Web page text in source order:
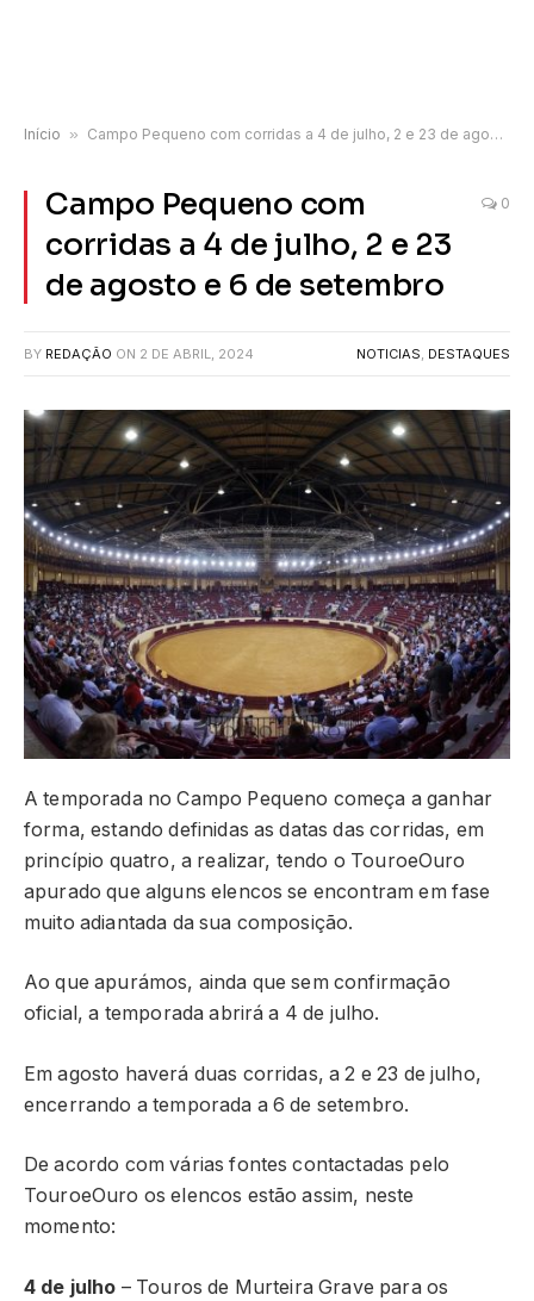
Início » Campo Pequeno com corridas a 4 de julho, 2 e 23 de agosto e 6 de setembro
Campo Pequeno com
corridas a 4 de julho, 2 e 23
de agosto e 6 de setembro
0
BY REDAÇÃO ON 2 DE ABRIL, 2024 NOTICIAS, DESTAQUES
A temporada no Campo Pequeno começa a ganhar
forma, estando definidas as datas das corridas, em
princípio quatro, a realizar, tendo o TouroeOuro
apurado que alguns elencos se encontram em fase
muito adiantada da sua composição.
Ao que apurámos, ainda que sem confirmação
oficial, a temporada abrirá a 4 de julho.
Em agosto haverá duas corridas, a 2 e 23 de julho,
encerrando a temporada a 6 de setembro.
De acordo com várias fontes contactadas pelo
TouroeOuro os elencos estão assim, neste
momento:
4 de julho – Touros de Murteira Grave para os